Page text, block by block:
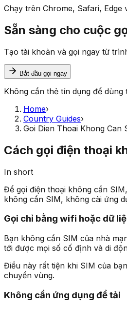
Chạy trên Chrome, Safari,
Sẵn sàng cho cuộc
Tạo tài khoản và gọi ngay từ
Bắt đầu gọi ngay
Không cần thẻ tín dụng để dùng
Home›
Country Guides›
Goi Dien Thoai Khong Can
Cách gọi điện thoại
In short
Để gọi điện thoại không cần
không cần SIM, không cài ứng
Gọi chỉ bằng wifi hoặc dữ
Bạn không cần SIM của nhà
tới được mọi số cố định và di
Điều này rất tiện khi SIM của
chuyển vùng.
Không cần ứng dụng để tải